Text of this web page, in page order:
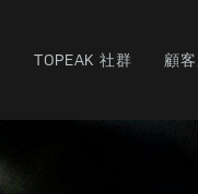
TOPEAK 社群 顧